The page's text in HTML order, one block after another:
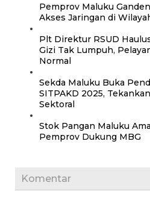
Pemprov Maluku
Akses Jaringan di
Plt Direktur RSUD
Gizi Tak Lumpuh,
Normal
Sekda Maluku Buka
SITPAKD 2025,
Sektoral
Stok Pangan Maluku
Pemprov Dukung MBG
Komentar